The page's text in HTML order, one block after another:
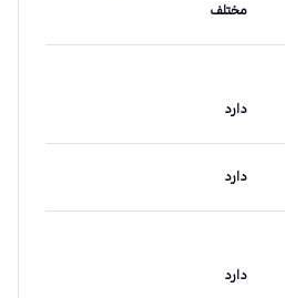
مختلف
دارد
دارد
دارد